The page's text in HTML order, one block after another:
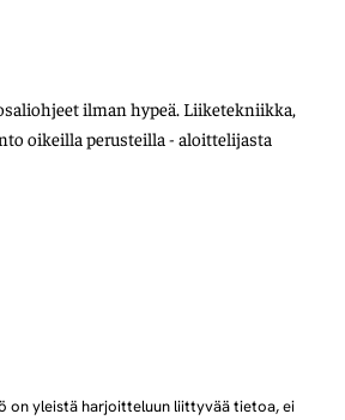
ilman hypeä. Liiketekniikka,
oikeilla perusteilla - aloittelijasta
on yleistä harjoitteluun liittyvää tietoa, ei